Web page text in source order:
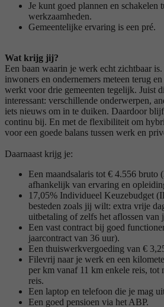
Je kunt goed plannen en schakelen
werkzaamheden.
Gemeentelijke ervaring is een pré.
Wat krijg jij?
Een baan waarin je werk echt zichtbaar
inwoners en ondernemers meteen terug
werkt voor drie gemeenten tegelijk. Juist
interessant: verschillende onderwerpen,
iets nieuws om in te duiken. Daardoor
continu bij. En met de flexibiliteit om
voor een goede balans tussen werk en
Daarnaast krijg je:
Een maandsalaris tot € 4.556 bruto
afhankelijk van ervaring en
17,05% Individueel Keuzebudget
besteden zoals jij wilt: extra vrije
uitbetaling of zelfs het aflossen
Een vast contract bij goed
jaarcontract van 36 uur).
Een thuiswerkvergoeding van €
Filevrij naar je werk en een
per km vanaf 11 km enkele reis, tot
reis.
Een laptop en telefoon die je mag
Een goed pensioen via het ABP.